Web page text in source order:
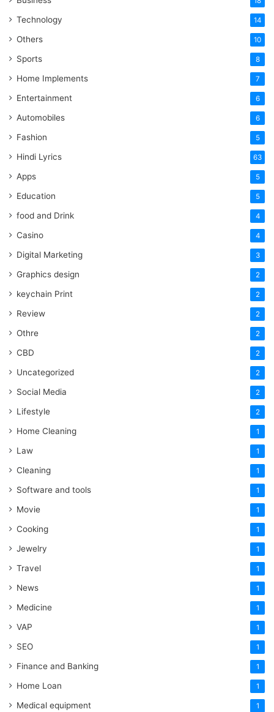
Technology 14
Others 10
Sports 8
Home Implements 7
Entertainment 6
Automobiles 6
Fashion 5
Hindi Lyrics 63
Apps 5
Education 5
food and Drink 4
Casino 4
Digital Marketing 3
Graphics design 2
keychain Print 2
Review 2
Othre 2
CBD 2
Uncategorized 2
Social Media 2
Lifestyle 2
Home Cleaning 1
Law 1
Cleaning 1
Software and tools 1
Movie 1
Cooking 1
Jewelry 1
Travel 1
News 1
Medicine 1
VAP 1
SEO 1
Finance and Banking 1
Home Loan 1
Medical equipment 1